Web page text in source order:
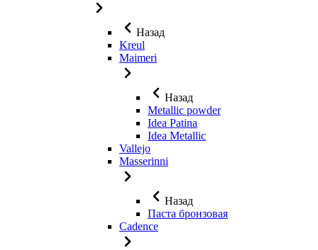
Назад
Kreul
Maimeri
Назад
Metallic powder
Idea Patina
Idea Metallic
Vallejo
Masserinni
Назад
Паста бронзовая
Cadence